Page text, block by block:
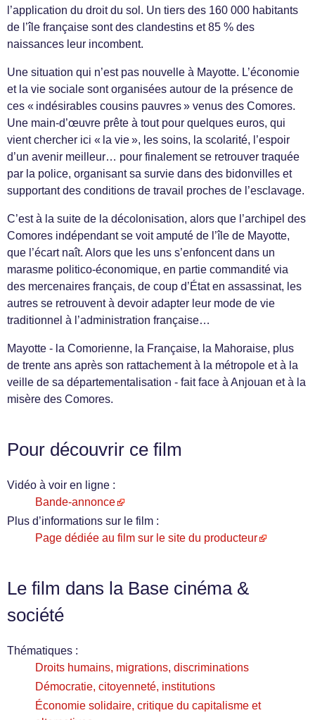
l’application du droit du sol. Un tiers des 160 000 habitants
de l’île française sont des clandestins et 85 % des
naissances leur incombent.
Une situation qui n’est pas nouvelle à Mayotte. L’économie
et la vie sociale sont organisées autour de la présence de
ces « indésirables cousins pauvres » venus des Comores.
Une main-d’œuvre prête à tout pour quelques euros, qui
vient chercher ici « la vie », les soins, la scolarité, l’espoir
d’un avenir meilleur… pour finalement se retrouver traquée
par la police, organisant sa survie dans des bidonvilles et
supportant des conditions de travail proches de l’esclavage.
C’est à la suite de la décolonisation, alors que l’archipel des
Comores indépendant se voit amputé de l’île de Mayotte,
que l’écart naît. Alors que les uns s’enfoncent dans un
marasme politico-économique, en partie commandité via
des mercenaires français, de coup d’État en assassinat, les
autres se retrouvent à devoir adapter leur mode de vie
traditionnel à l’administration française…
Mayotte - la Comorienne, la Française, la Mahoraise, plus
de trente ans après son rattachement à la métropole et à la
veille de sa départementalisation - fait face à Anjouan et à la
misère des Comores.
Pour découvrir ce film
Vidéo à voir en ligne :
Bande-annonce
Plus d’informations sur le film :
Page dédiée au film sur le site du producteur
Le film dans la Base cinéma &
société
Thématiques :
Droits humains, migrations, discriminations
Démocratie, citoyenneté, institutions
Économie solidaire, critique du capitalisme et